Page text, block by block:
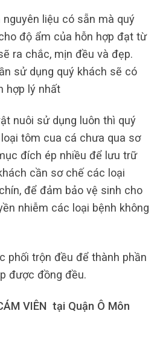
liệu có sẵn mà quý
độ ẩm của hỗn hợp đạt từ
ra chắc, mịn đều và đẹp.
sử dụng quý khách sẽ có
hợp lý nhất
nuôi sử dụng luôn thì quý
tôm cua cá chưa qua sơ
đích ép nhiều để lưu trữ
cần sơ chế các loại
để đảm bảo vệ sinh cho
nhiễm các loại bệnh không
phối trộn đều để thành phần
được đồng đều.
VIÊN tại Quận Ô Môn